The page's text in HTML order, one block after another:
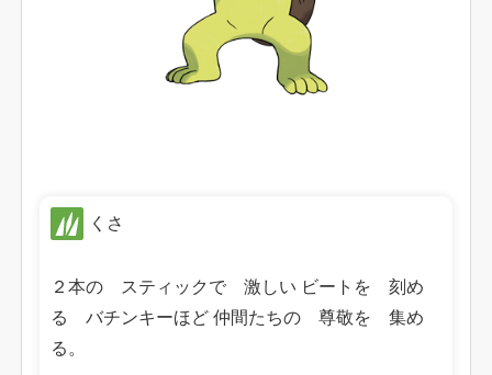
くさ
２本の スティックで 激しい ビートを 刻め
る バチンキーほど 仲間たちの 尊敬を 集め
る。